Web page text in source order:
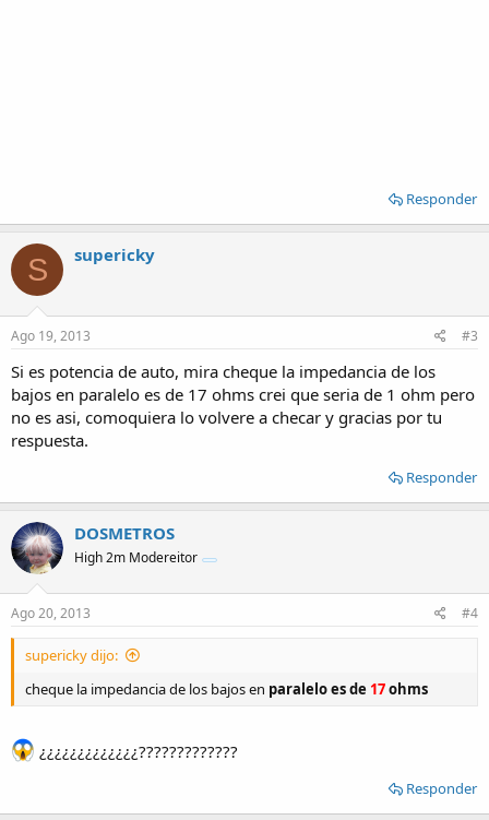
Responder
S supericky
Ago 19, 2013 #3
Si es potencia de auto, mira cheque la impedancia de los
bajos en paralelo es de 17 ohms crei que seria de 1 ohm pero
no es asi, comoquiera lo volvere a checar y gracias por tu
respuesta.
Responder
DOSMETROS
High 2m Modereitor
Ago 20, 2013 #4
supericky dijo:
cheque la impedancia de los bajos en paralelo es de 17ohms
¿¿¿¿¿¿¿¿¿¿¿¿¿?????????????
Responder